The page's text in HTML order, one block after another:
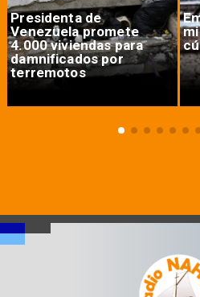
Presidenta de
Venezuela promete
4.000 viviendas para
damnificados por
terremotos